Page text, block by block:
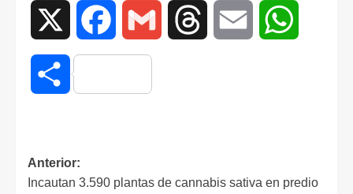
Facebook Gmail Threads Email
Compartir
Anterior:
Incautan 3.590 plantas de cannabis sativa en predio